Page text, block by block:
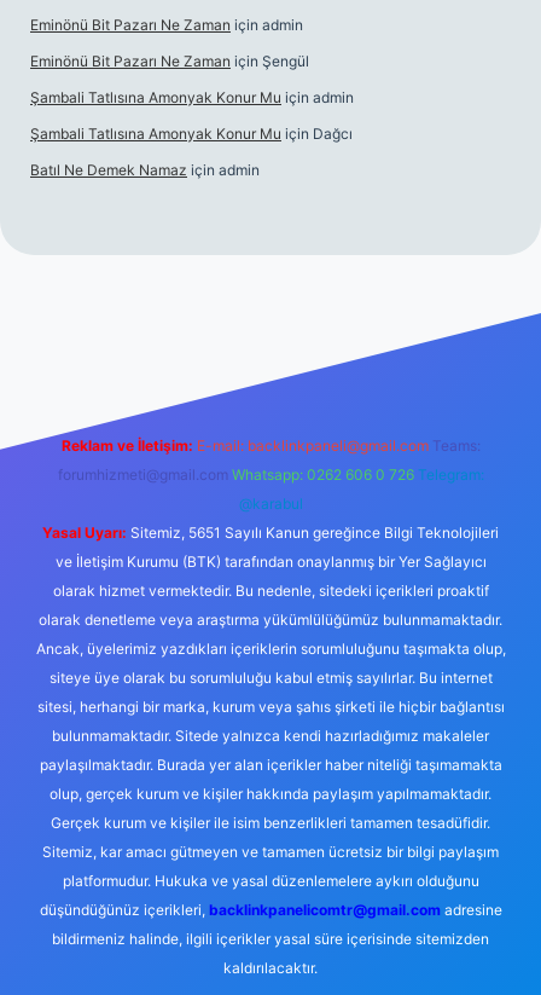
Eminönü Bit Pazarı Ne Zaman için admin
Eminönü Bit Pazarı Ne Zaman için Şengül
Şambali Tatlısına Amonyak Konur Mu için admin
Şambali Tatlısına Amonyak Konur Mu için Dağcı
Batıl Ne Demek Namaz için admin
Reklam ve İletişim: E-mail: backlinkpaneli@gmail.com Teams:
forumhizmeti@gmail.com Whatsapp: 0262 606 0 726 Telegram:
@karabul
Yasal Uyarı: Sitemiz, 5651 Sayılı Kanun gereğince Bilgi Teknolojileri
ve İletişim Kurumu (BTK) tarafından onaylanmış bir Yer Sağlayıcı
olarak hizmet vermektedir. Bu nedenle, sitedeki içerikleri proaktif
olarak denetleme veya araştırma yükümlülüğümüz bulunmamaktadır.
Ancak, üyelerimiz yazdıkları içeriklerin sorumluluğunu taşımakta olup,
siteye üye olarak bu sorumluluğu kabul etmiş sayılırlar. Bu internet
sitesi, herhangi bir marka, kurum veya şahıs şirketi ile hiçbir bağlantısı
bulunmamaktadır. Sitede yalnızca kendi hazırladığımız makaleler
paylaşılmaktadır. Burada yer alan içerikler haber niteliği taşımamakta
olup, gerçek kurum ve kişiler hakkında paylaşım yapılmamaktadır.
Gerçek kurum ve kişiler ile isim benzerlikleri tamamen tesadüfidir.
Sitemiz, kar amacı gütmeyen ve tamamen ücretsiz bir bilgi paylaşım
platformudur. Hukuka ve yasal düzenlemelere aykırı olduğunu
düşündüğünüz içerikleri, backlinkpanelicomtr@gmail.comadresine
bildirmeniz halinde, ilgili içerikler yasal süre içerisinde sitemizden
kaldırılacaktır.